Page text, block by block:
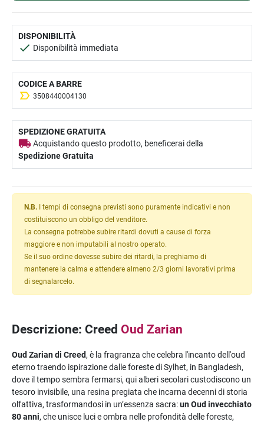
DISPONIBILITÀ
Disponibilità immediata
CODICE A BARRE
3508440004130
SPEDIZIONE GRATUITA
Acquistando questo prodotto, beneficerai della
Spedizione Gratuita
N.B. I tempi di consegna previsti sono puramente indicativi e non
costituiscono un obbligo del venditore.
La consegna potrebbe subire ritardi dovuti a cause di forza
maggiore e non imputabili al nostro operato.
Se il suo ordine dovesse subire dei ritardi, la preghiamo di
mantenere la calma e attendere almeno 2/3 giorni lavorativi prima
di segnalarcelo.
Descrizione: Creed Oud Zarian
Oud Zarian di Creed, è la fragranza che celebra l'incanto dell'oud
eterno traendo ispirazione dalle foreste di Sylhet, in Bangladesh,
dove il tempo sembra fermarsi, qui alberi secolari custodiscono un
tesoro invisibile, una resina pregiata che incarna decenni di storia
olfattiva, trasformandosi in un’essenza sacra:un Oud invecchiato
80 anni, che unisce luci e ombra nelle profondità delle foreste,